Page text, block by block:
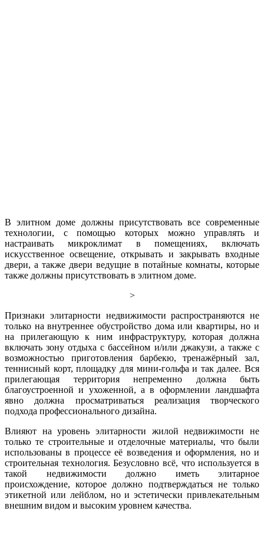
В элитном доме должны присутствовать все современные
технологии, с помощью которых можно управлять и
настраивать микроклимат в помещениях, включать
искусственное освещение, открывать и закрывать входные
двери, а также двери ведущие в потайные комнаты, которые
также должны присутствовать в элитном доме.
>
Признаки элитарности недвижимости распространяются не
только на внутреннее обустройство дома или квартиры, но и
на прилегающую к ним инфраструктуру, которая должна
включать зону отдыха с бассейном и/или джакузи, а также с
возможностью приготовления барбекю, тренажёрный зал,
теннисный корт, площадку для мини-гольфа и так далее. Вся
прилегающая территория непременно должна быть
благоустроенной и ухоженной, а в оформлении ландшафта
явно должна просматриваться реализация творческого
подхода профессионального дизайна.
Влияют на уровень элитарности жилой недвижимости не
только те строительные и отделочные материалы, что были
использованы в процессе её возведения и оформления, но и
строительная технология. Безусловно всё, что используется в
такой недвижимости должно иметь элитарное
происхождение, которое должно подтверждаться не только
этикетной или лейблом, но и эстетически привлекательным
внешним видом и высоким уровнем качества.